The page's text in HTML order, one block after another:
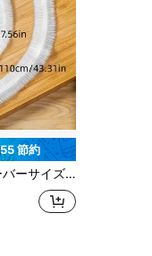
節約
、キッチン用品、フードサービスツール用弾性フードカバー